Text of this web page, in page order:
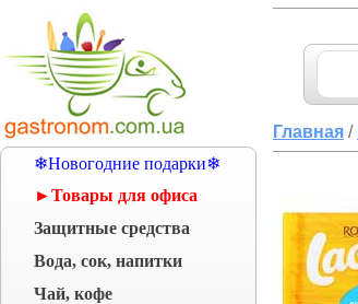
❄Новогодние подарки❄
►Товары для офиса
Защитные средства
Вода, сок, напитки
Чай, кофе
Главная /